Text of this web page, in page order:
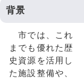
背景
市では、これ
までも優れた歴
史資源を活用し
た施設整備や、